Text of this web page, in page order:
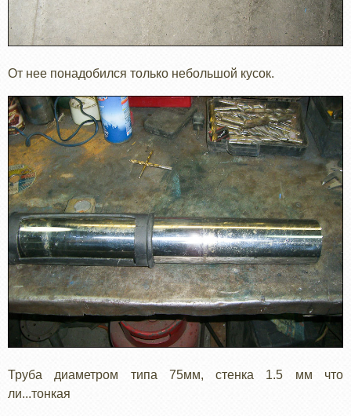
От нее понадобился только небольшой кусок.
Труба диаметром типа 75мм, стенка 1.5 мм что
ли...тонкая